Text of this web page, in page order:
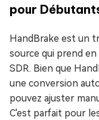
pour
HandBrake est un
source qui prend
SDR. Bien que
une conversion
pouvez ajuster
C'est parfait pour